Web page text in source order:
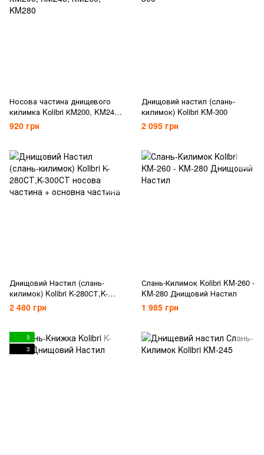
Носова частина днищевого
килимка Kolibri КM200, KM245,
КM260, KM280
920 грн
Днищовий настил (слань-
килимок) Kolibri KM-300
2 095 грн
Днищовий Настил (слань-
килимок) Kolibri K-280СТ,K-
300СТ носова частина +
основна частина
2 480 грн
Слань-Килимок Kolibri KM-260 -
KM-280 Днищовий Настил
1 985 грн
3
3